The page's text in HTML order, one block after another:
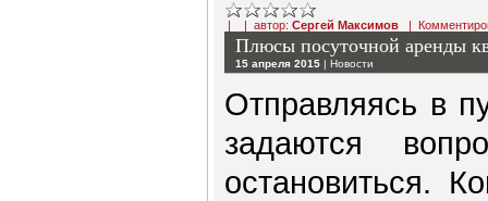
| | автор: Сергей Максимов |
Плюсы посуточной аренды
15 апреля 2015 | Новости
Отправляясь в
задаются
остановиться.